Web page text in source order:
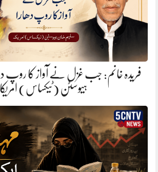
فریدہ خانم: جب غزل نے آواز کا روپ
ہیوسٹن (ٹیکساس) امریکا